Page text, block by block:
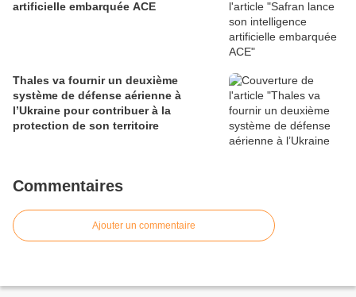
artificielle embarquée ACE
Thales va fournir un deuxième
système de défense aérienne à
l’Ukraine pour contribuer à la
protection de son territoire
Commentaires
Ajouter un commentaire